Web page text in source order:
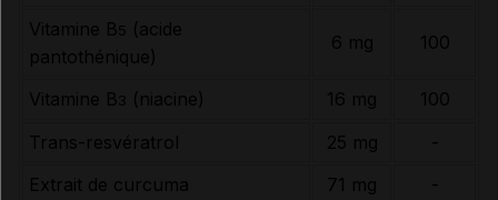
Vitamine B5 (acide
pantothénique)
6 mg 100
Vitamine B3 (niacine) 16 mg
100
Trans-resvératrol
25 mg
-
Extrait de curcuma
71 mg
-